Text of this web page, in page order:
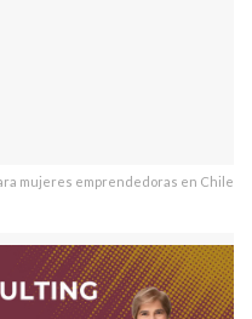
mujeres emprendedoras en Chile